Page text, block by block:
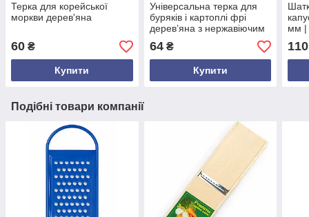
Терка для корейської
моркви дерев'яна
60 ₴
Купити
Універсальна терка для
буряків і картоплі фрі
дерев’яна з нержавіючим
лезом – ручна кухонна
шатківниця українського
виробництва
64₴
Купити
мм |
110
Подібні товари компанії